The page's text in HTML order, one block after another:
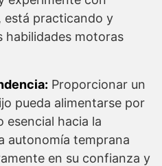
está practicando y
habilidades motoras
Proporcionar un
pueda alimentarse por
esencial hacia la
autonomía temprana
en su confianza y